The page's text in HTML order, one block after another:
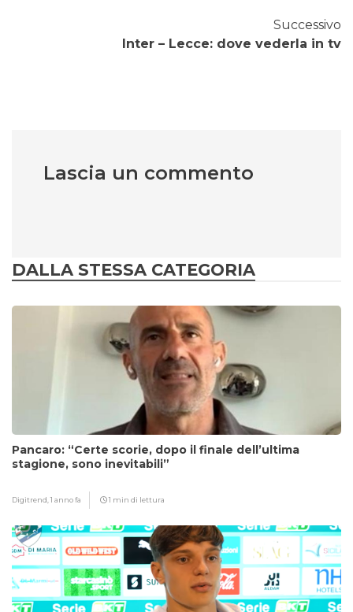
Successivo
Inter – Lecce: dove vederla in tv
Lascia un commento
DALLA STESSA CATEGORIA
Pancaro: “Certe scorie, dopo il finale dell’ultima
stagione, sono inevitabili”
Digitrend,1 anno fa 1 min di lettura